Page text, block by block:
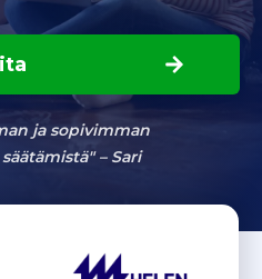
ja sopivimman
– Sari